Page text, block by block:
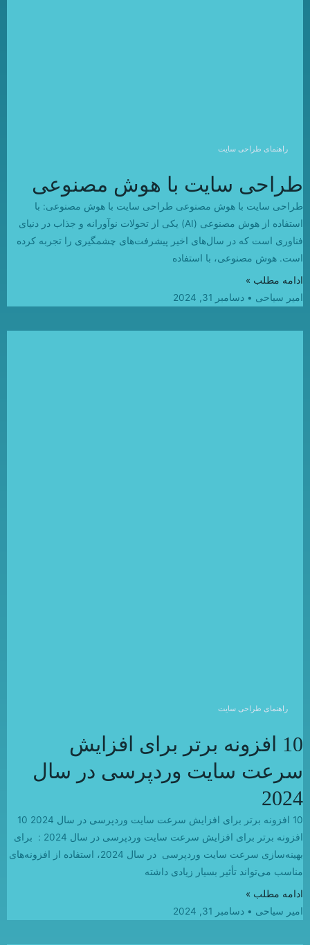
راهنمای طراحی سایت
طراحی سایت با هوش مصنوعی
طراحی سایت با هوش مصنوعی طراحی سایت با هوش مصنوعی: با
استفاده از هوش مصنوعی (AI) یکی از تحولات نوآورانه و جذاب در دنیای
فناوری است که در سال‌های اخیر پیشرفت‌های چشمگیری را تجربه کرده
است. هوش مصنوعی، با استفاده
ادامه مطلب »
امیر سیاحی
دسامبر 31, 2024
راهنمای طراحی سایت
10 افزونه برتر برای افزایش
سرعت سایت وردپرسی در سال
2024
10 افزونه برتر برای افزایش سرعت سایت وردپرسی در سال 2024 10
افزونه برتر برای افزایش سرعت سایت وردپرسی در سال 2024 : برای
بهینه‌سازی سرعت سایت وردپرسی در سال 2024، استفاده از افزونه‌های
مناسب می‌تواند تأثیر بسیار زیادی داشته
ادامه مطلب »
امیر سیاحی
دسامبر 31, 2024